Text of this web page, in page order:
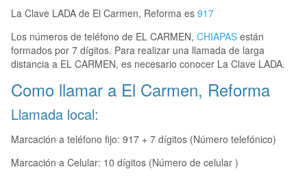
La Clave LADA de El Carmen, Reforma es 917
Los números de teléfono de EL CARMEN, CHIAPAS están
formados por 7 dígitos. Para realizar una llamada de larga
distancia a EL CARMEN, es necesario conocer La Clave LADA.
Como llamar a El Carmen, Reforma
Llamada local:
Marcación a teléfono fijo: 917 + 7 dígitos (Número telefónico)
Marcación a Celular: 10 dígitos (Número de celular )